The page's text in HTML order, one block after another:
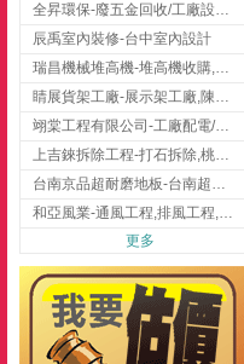
全昇環保-廢五金回收/工廠設備收購/機械設備回收/高價收購廠房設備
辰禹室內裝修-台中室內設計
瑞昌機械堆高機-堆高機收購,新北市堆高機,桃園堆高機
睛展貨架工廠-展示架工廠,陳列架,台中展示架工廠
翊棠工程有限公司-工廠配電/高雄消防機電公司
上吉錸拆除工程-打石拆除,桃園打石拆除,桃園拆除工程
台南京品超耐磨地板-台南超耐磨地板
和亞風業-通風工程,排風工程,彰化通風工程,彰化排風工程
更多